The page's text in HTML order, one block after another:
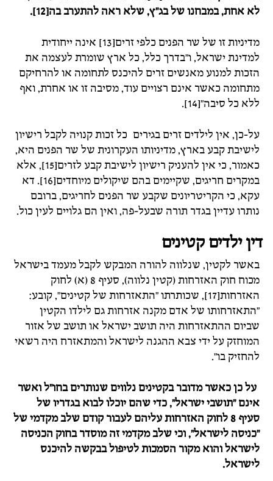
לא אחת, במבחנו של בג"ץ, שלא ראה להתערב בה[12].
מדיניות זו של שר הפנים כלפי זרים[13] אינה ייחודית
למדינת ישראל, ו"בדרך כלל, כל ארץ שומרת לעצמה את
הזכות למנוע מאנשים זרים להיכנס לתחומה או להרחיקם
מתחומה כאשר אינם רצויים עוד, מסיבה זו או אחרת, ואף
ללא כל סיבה"[14].
על-כן, אין לילדים זרים בגירים כל זכות קנויה לקבל רישיון
לישיבת קבע בארץ, מדיניותו העקרונית של שר הפנים היא,
כאמור, כי אין להעניק רישיון לישיבת קבע לזרים[15], אלא
במקרים חריגים, שקיימים בהם שיקולים מיוחדים[16]. דא
עקא, כי הקריטריונים שקבע שר הפנים לחריגים, ברובם
נותרו עדיין בגדר תורה שבעל-פה, ואין הם גלויים לעין כול.
דין ילדים קטינים
באשר לקטין, שנלווה להורה המבקש לקבל מעמד בישראל
מכוח חוק האזרחות (קטין נלווה), סעיף 8 (א) לחוק
האזרחות[17], שכותרתו "התאזרחות של קטינים", קובע:
"התאזרחותו של אדם מקנה אזרחות גם לילדו הקטין
שביום ההתאזרחות היה תושב ישראל או תושב של אזור
המוחזק על ידי צבא ההגנה לישראל והמתאזרח היה רשאי
להחזיק בו".
על כן כאשר מדובר בקטינים נלווים שנותרים בחו"ל ואשר
אינם "תושבי ישראל", כדי שהם יוכלו לבוא בגדריו של
סעיף 8 לחוק האזרחות עליהם לעבור קודם שלב מקדמי של
"כניסה לישראל", וכי שלב מקדמי זה מוסדר בחוק הכניסה
לישראל והוא מקור הסמכות לטיפול בבקשה להיכנס
לישראל.